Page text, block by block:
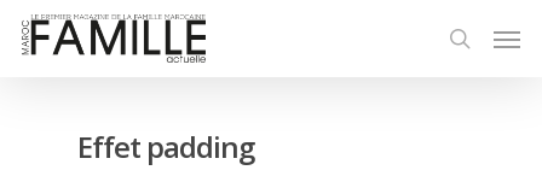
Effet padding